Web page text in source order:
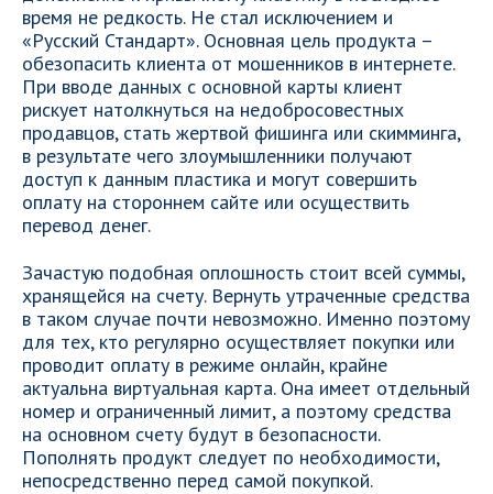
время не редкость. Не стал исключением и
«Русский Стандарт». Основная цель продукта –
обезопасить клиента от мошенников в интернете.
При вводе данных с основной карты клиент
рискует натолкнуться на недобросовестных
продавцов, стать жертвой фишинга или скимминга,
в результате чего злоумышленники получают
доступ к данным пластика и могут совершить
оплату на стороннем сайте или осуществить
перевод денег.
Зачастую подобная оплошность стоит всей суммы,
хранящейся на счету. Вернуть утраченные средства
в таком случае почти невозможно. Именно поэтому
для тех, кто регулярно осуществляет покупки или
проводит оплату в режиме онлайн, крайне
актуальна виртуальная карта. Она имеет отдельный
номер и ограниченный лимит, а поэтому средства
на основном счету будут в безопасности.
Пополнять продукт следует по необходимости,
непосредственно перед самой покупкой.